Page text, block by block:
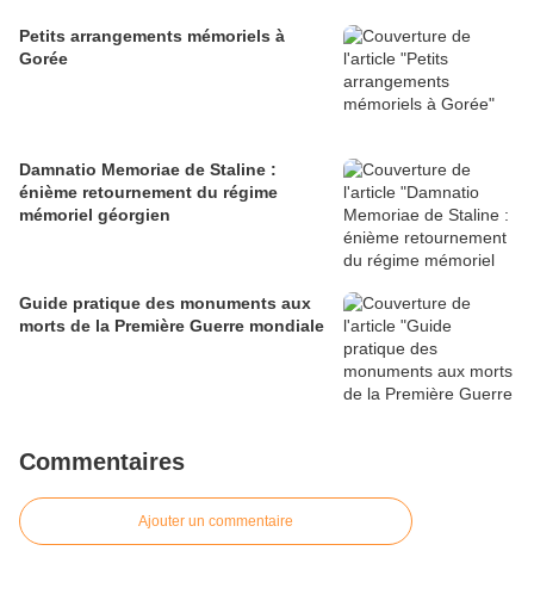
Petits arrangements mémoriels à
Gorée
Damnatio Memoriae de Staline :
énième retournement du régime
mémoriel géorgien
Guide pratique des monuments aux
morts de la Première Guerre mondiale
Commentaires
Ajouter un commentaire